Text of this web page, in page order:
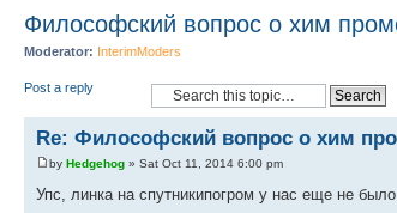
Философский вопрос о хим
Moderator: InterimModers
Post a reply
Re: Философский вопрос о хим
by Hedgehog » Sat Oct 11, 2014 6:00 pm
Упс, линка на спутникипогром у нас еще не